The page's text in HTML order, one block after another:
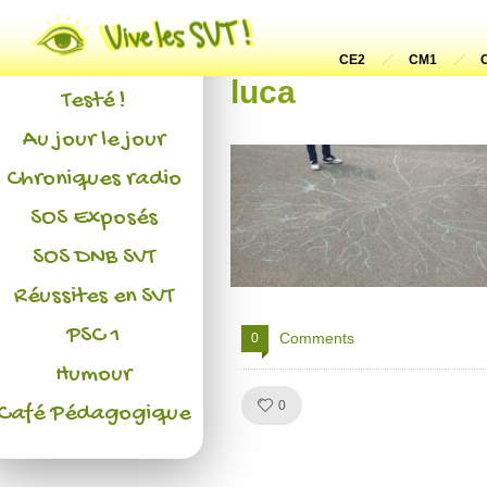
CE2 CM1
luca
0 Comments
0
Actualités
L'association
Testé !
Au jour le jour
Chroniques radio
SOS Exposés
SOS DNB SVT
Réussites en SVT
PSC 1
Humour
Pédagogique